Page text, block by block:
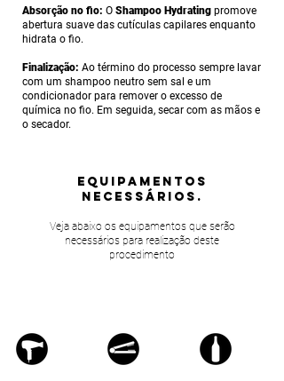
Absorção no fio: O Shampoo Hydrating promove
abertura suave das cutículas capilares enquanto
hidrata o fio.
Finalização: Ao término do processo sempre lavar
com um shampoo neutro sem sal e um
condicionador para remover o excesso de
química no fio. Em seguida, secar com as mãos e
o secador.
equipamentos
NECESSÁRIOS.
Veja abaixo os equipamentos que serão
necessários para realização deste
procedimento